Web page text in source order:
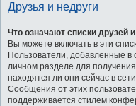
Друзья и недруги
Что означают списки друзей
Вы можете включать в эти
Пользователи, добавленные в
личном разделе для
находятся ли они сейчас в
Сообщения от этих
поддерживается стилем